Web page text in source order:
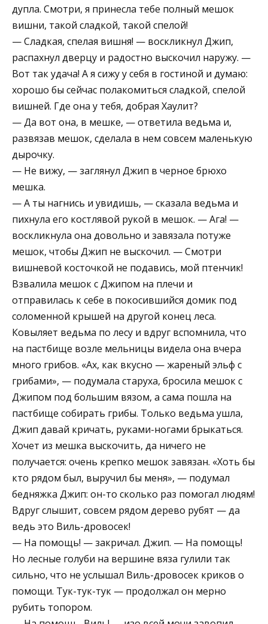
дупла. Смотри, я принесла тебе полный мешок
вишни, такой сладкой, такой спелой!
— Сладкая, спелая вишня! — воскликнул Джип,
распахнул дверцу и радостно выскочил наружу. —
Вот так удача! А я сижу у себя в гостиной и думаю:
хорошо бы сейчас полакомиться сладкой, спелой
вишней. Где она у тебя, добрая Хаулит?
— Да вот она, в мешке, — ответила ведьма и,
развязав мешок, сделала в нем совсем маленькую
дырочку.
— Не вижу, — заглянул Джип в черное брюхо
мешка.
— А ты нагнись и увидишь, — сказала ведьма и
пихнула его костлявой рукой в мешок. — Ага! —
воскликнула она довольно и завязала потуже
мешок, чтобы Джип не выскочил. — Смотри
вишневой косточкой не подавись, мой птенчик!
Взвалила мешок с Джипом на плечи и
отправилась к себе в покосившийся домик под
соломенной крышей на другой конец леса.
Ковыляет ведьма по лесу и вдруг вспомнила, что
на пастбище возле мельницы видела она вчера
много грибов. «Ах, как вкусно — жареный эльф с
грибами», — подумала старуха, бросила мешок с
Джипом под большим вязом, а сама пошла на
пастбище собирать грибы. Только ведьма ушла,
Джип давай кричать, руками-ногами брыкаться.
Хочет из мешка выскочить, да ничего не
получается: очень крепко мешок завязан. «Хоть бы
кто рядом был, выручил бы меня», — подумал
бедняжка Джип: он-то сколько раз помогал людям!
Вдруг слышит, совсем рядом дерево рубят — да
ведь это Виль-дровосек!
— На помощь! — закричал. Джип. — На помощь!
Но лесные голуби на вершине вяза гулили так
сильно, что не услышал Виль-дровосек криков о
помощи. Тук-тук-тук — продолжал он мерно
рубить топором.